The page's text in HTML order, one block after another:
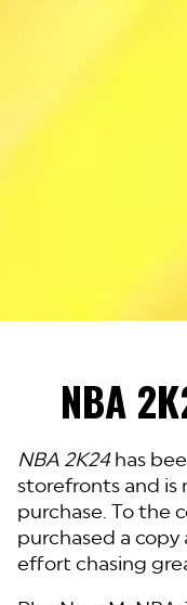
NBA
NBA 2K24has
storefronts and is
purchase. To the
purchased a
effort chasing